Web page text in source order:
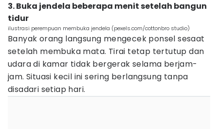
3. Buka jendela beberapa menit setelah bangun
tidur
ilustrasi perempuan membuka jendela (pexels.com/cottonbro studio)
Banyak orang langsung mengecek ponsel sesaat
setelah membuka mata. Tirai tetap tertutup dan
udara di kamar tidak bergerak selama berjam-
jam. Situasi kecil ini sering berlangsung tanpa
disadari setiap hari.